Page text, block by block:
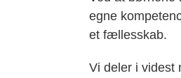
egne
et fællesskab.
Vi deler i videst